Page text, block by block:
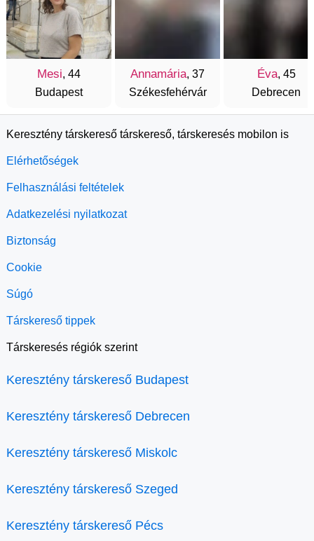
Mesi, 44
Budapest
Annamária, 37
Székesfehérvár
Éva, 45
Debrecen
Keresztény társkereső társkereső, társkeresés mobilon is
Elérhetőségek
Felhasználási feltételek
Adatkezelési nyilatkozat
Biztonság
Cookie
Súgó
Társkereső tippek
Társkeresés régiók szerint
Keresztény társkereső Budapest
Keresztény társkereső Debrecen
Keresztény társkereső Miskolc
Keresztény társkereső Szeged
Keresztény társkereső Pécs